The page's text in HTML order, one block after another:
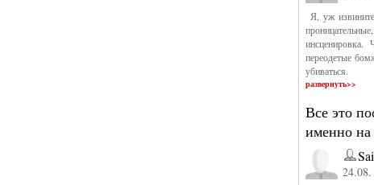
Я, уж
переодетые
убиваться.
развернуть>>
Все это
именно